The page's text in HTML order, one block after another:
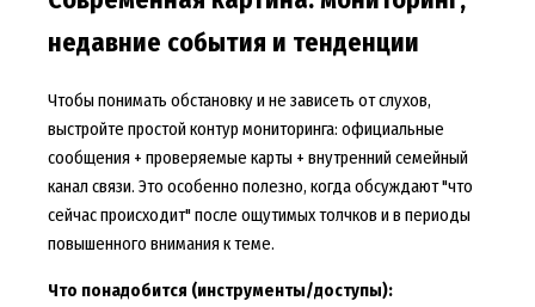
недавние события и тенденции
Чтобы понимать обстановку и не зависеть от слухов,
выстройте простой контур мониторинга: официальные
сообщения + проверяемые карты + внутренний семейный
канал связи. Это особенно полезно, когда обсуждают "что
сейчас происходит" после ощутимых толчков и в периоды
повышенного внимания к теме.
Что понадобится (инструменты/доступы):